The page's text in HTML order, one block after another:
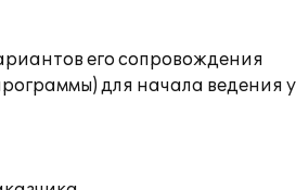
его сопровождения
для начала ведения